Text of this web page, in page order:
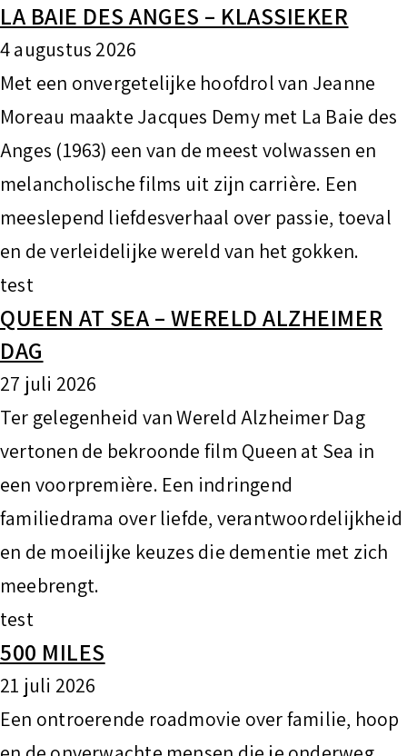
LA BAIE DES ANGES – KLASSIEKER
4 augustus 2026
Met een onvergetelijke hoofdrol van Jeanne
Moreau maakte Jacques Demy met La Baie des
Anges (1963) een van de meest volwassen en
melancholische films uit zijn carrière. Een
meeslepend liefdesverhaal over passie, toeval
en de verleidelijke wereld van het gokken.
test
QUEEN AT SEA – WERELD ALZHEIMER
DAG
27 juli 2026
Ter gelegenheid van Wereld Alzheimer Dag
vertonen de bekroonde film Queen at Sea in
een voorpremière. Een indringend
familiedrama over liefde, verantwoordelijkheid
en de moeilijke keuzes die dementie met zich
meebrengt.
test
500 MILES
21 juli 2026
Een ontroerende roadmovie over familie, hoop